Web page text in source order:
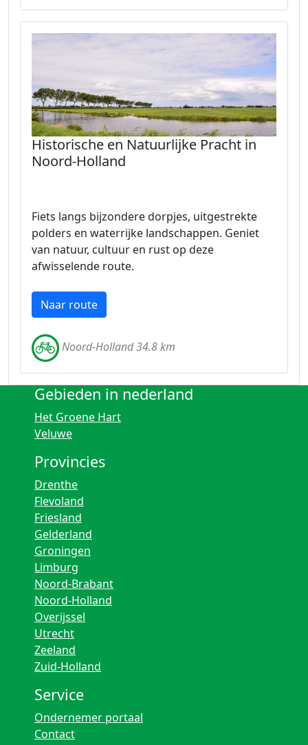
Historische en Natuurlijke Pracht in
Noord-Holland
Fiets langs bijzondere dorpjes, uitgestrekte
polders en waterrijke landschappen. Geniet
van natuur, cultuur en rust op deze
afwisselende route.
Naar route
Noord-Holland 34.8 km
Gebieden in nederland
Het Groene Hart
Veluwe
Provincies
Drenthe
Flevoland
Friesland
Gelderland
Groningen
Limburg
Noord-Brabant
Noord-Holland
Overijssel
Utrecht
Zeeland
Zuid-Holland
Service
Ondernemer portaal
Contact